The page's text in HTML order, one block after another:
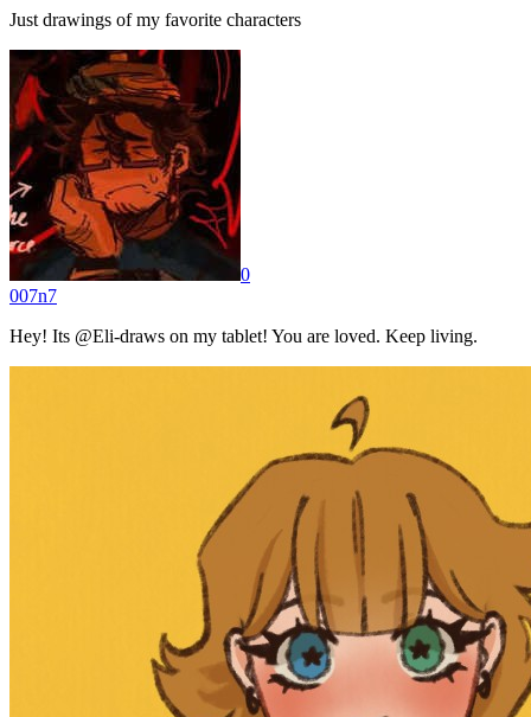
Just drawings of my favorite characters
0
007n7
Hey! Its @Eli-draws on my tablet! You are loved. Keep living.